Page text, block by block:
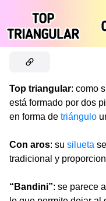
Top triangular: como
está formado por dos
en forma de triángulo
Con aros: su silueta
tradicional y
“Bandini”: se parece